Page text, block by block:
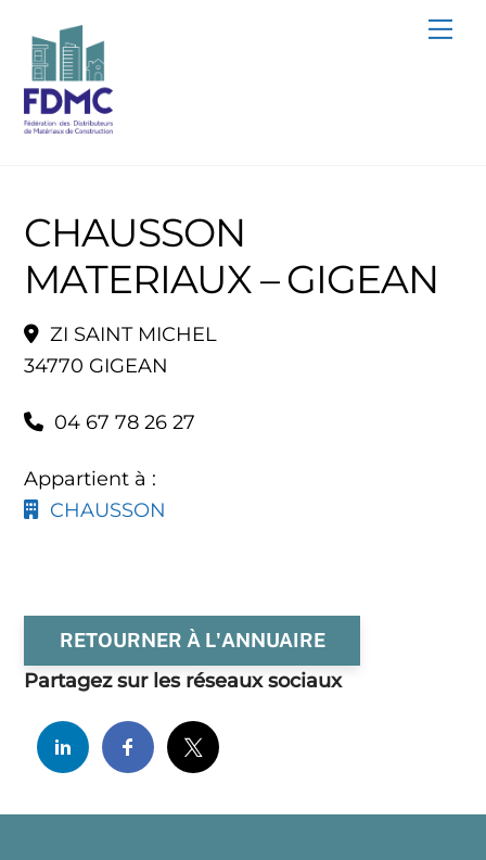
content
CHAUSSON
MATERIAUX – GIGEAN
ZI SAINT MICHEL
34770 GIGEAN
04 67 78 26 27
Appartient à :
CHAUSSON
RETOURNER À L'ANNUAIRE
Partagez sur les réseaux sociaux